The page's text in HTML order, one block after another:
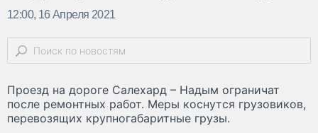
12:00, 16 Апреля 2021
Проезд на дороге Салехард – Надым ограничат
после ремонтных работ. Меры коснутся грузовиков,
перевозящих крупногабаритные грузы.